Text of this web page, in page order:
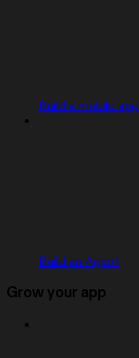
Build a mobile app
Build an Agent
Grow your app